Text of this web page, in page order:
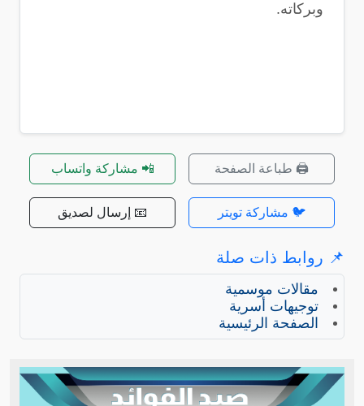
وبركاته.
🖨️ طباعة الصفحة 📲 مشاركة واتساب
🐦 مشاركة تويتر 📧 إرسال لصديق
📌 روابط ذات صلة
مقالات موسمية
توجيهات أسرية
الصفحة الرئيسية